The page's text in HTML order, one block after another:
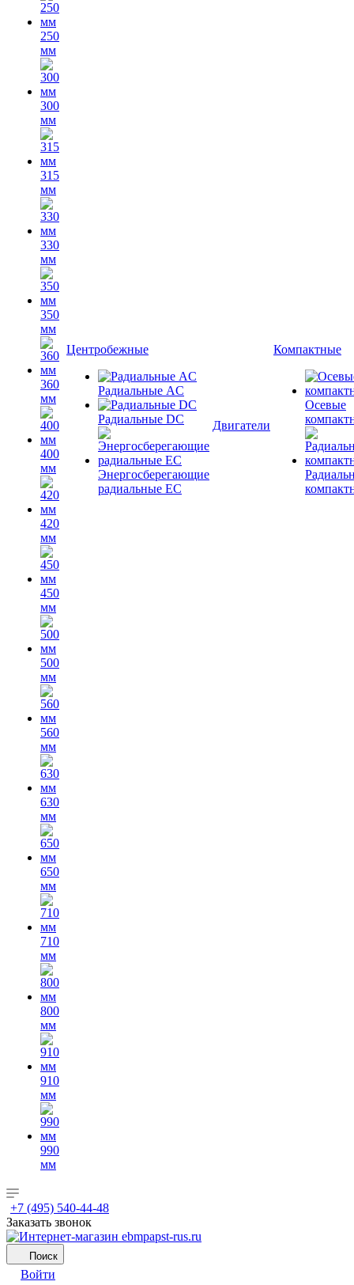
250
мм
300
мм
315
мм
330
мм
350
мм
360
мм
400
мм
420
мм
450
мм
500
мм
560
мм
630
мм
650
мм
710
мм
800
мм
910
мм
990
мм
Центробежные
Радиальные AC
Радиальные DC
Энергосберегающие
радиальные EC
Двигатели
Компактные
Осевые
+7 (495) 540-44-48
Заказать звонок
Поиск
Войти